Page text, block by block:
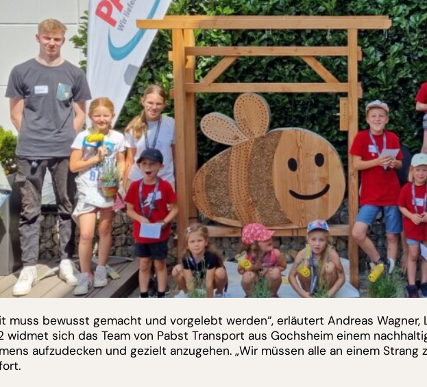
muss bewusst gemacht und vorgelebt werden“, erläutert Andreas
widmet sich das Team von Pabst Transport aus Gochsheim einem
aufzudecken und gezielt anzugehen. „Wir müssen alle an einem